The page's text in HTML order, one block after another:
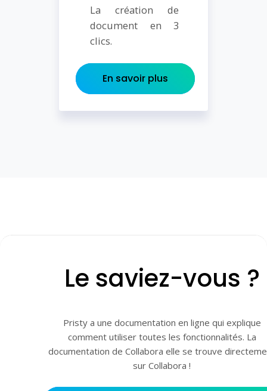
La création de
document en 3
clics.
En savoir plus
Le saviez-vous ?
Pristy a une documentation en ligne qui explique
comment utiliser toutes les fonctionnalités. La
documentation de Collabora elle se trouve
sur Collabora !